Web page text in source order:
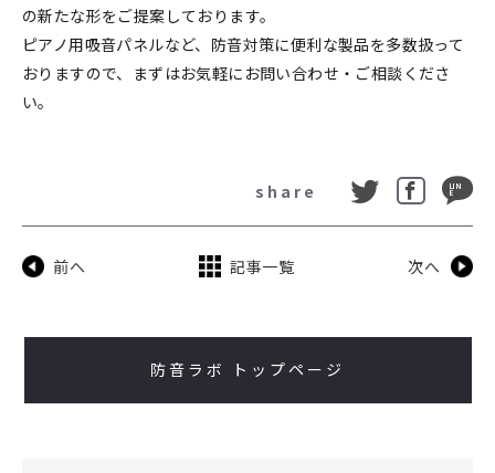
の新たな形をご提案しております。
ピアノ用吸音パネルなど、防音対策に便利な製品を多数扱って
おりますので、まずはお気軽にお問い合わせ・ご相談くださ
い。
share
前へ 記事一覧 次へ
防音ラボ トップページ